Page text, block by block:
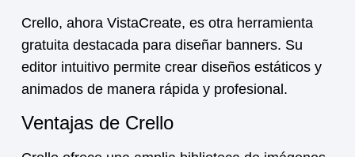
Crello, ahora VistaCreate, es otra herramienta
gratuita destacada para diseñar banners. Su
editor intuitivo permite crear diseños estáticos y
animados de manera rápida y profesional.
Ventajas de Crello